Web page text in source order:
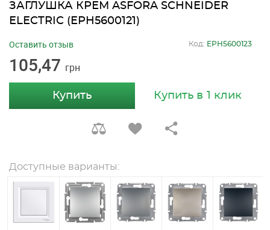
ЗАГЛУШКА КРЕМ ASFORA SCHNEIDER
ELECTRIC (EPH5600121)
105,47 грн
Оставить отзыв Код: EPH5600123
Купить Купить в 1 клик
Доступные варианты: